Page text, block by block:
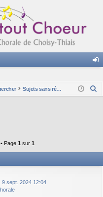
ne
Sujets sans réponse
c
Page 1 sur 1
9 sept. 2024 12:04